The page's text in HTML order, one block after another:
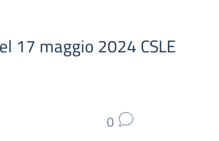
17 maggio 2024 CSLE
0